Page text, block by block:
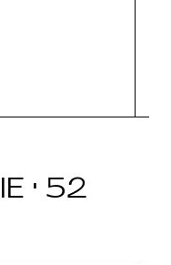
· 52